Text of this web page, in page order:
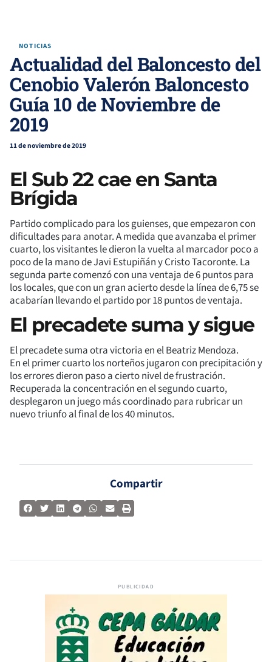
NOTICIAS
Actualidad del Baloncesto del
Cenobio Valerón Baloncesto
Guía 10 de Noviembre de
2019
11 de noviembre de 2019
El Sub 22 cae en Santa
Brígida
Partido complicado para los guienses, que empezaron con
dificultades para anotar. A medida que avanzaba el primer
cuarto, los visitantes le dieron la vuelta al marcador poco a
poco de la mano de Javi Estupiñán y Cristo Tacoronte. La
segunda parte comenzó con una ventaja de 6 puntos para
los locales, que con un gran acierto desde la línea de 6,75 se
acabarían llevando el partido por 18 puntos de ventaja.
El precadete suma y sigue
El precadete suma otra victoria en el Beatriz Mendoza.
En el primer cuarto los norteños jugaron con precipitación y
los errores dieron paso a cierto nivel de frustración.
Recuperada la concentración en el segundo cuarto,
desplegaron un juego más coordinado para rubricar un
nuevo triunfo al final de los 40 minutos.
Compartir
PUBLICIDAD